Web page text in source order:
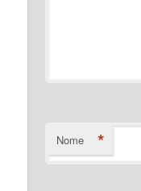
Nome *